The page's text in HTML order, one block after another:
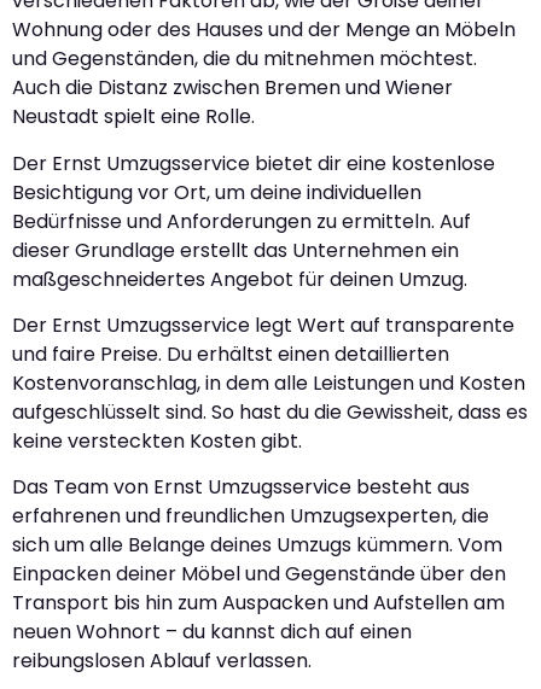
Wohnung oder des Hauses und der Menge an Möbeln
und Gegenständen, die du mitnehmen möchtest.
Auch die Distanz zwischen Bremen und Wiener
Neustadt spielt eine Rolle.
Der Ernst Umzugsservice bietet dir eine kostenlose
Besichtigung vor Ort, um deine individuellen
Bedürfnisse und Anforderungen zu ermitteln. Auf
dieser Grundlage erstellt das Unternehmen ein
maßgeschneidertes Angebot für deinen Umzug.
Der Ernst Umzugsservice legt Wert auf transparente
und faire Preise. Du erhältst einen detaillierten
Kostenvoranschlag, in dem alle Leistungen und Kosten
aufgeschlüsselt sind. So hast du die Gewissheit, dass es
keine versteckten Kosten gibt.
Das Team von Ernst Umzugsservice besteht aus
erfahrenen und freundlichen Umzugsexperten, die
sich um alle Belange deines Umzugs kümmern. Vom
Einpacken deiner Möbel und Gegenstände über den
Transport bis hin zum Auspacken und Aufstellen am
neuen Wohnort – du kannst dich auf einen
reibungslosen Ablauf verlassen.